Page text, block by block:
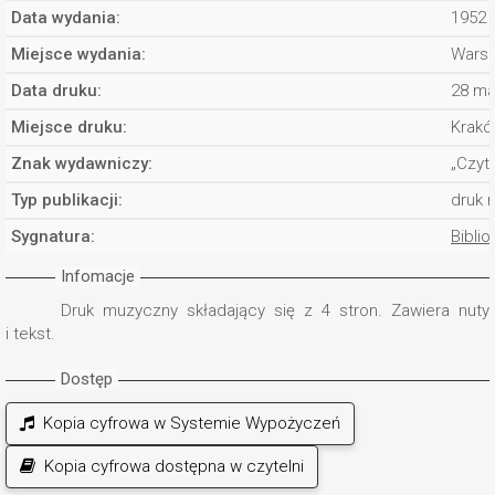
Data wydania:
1952
Miejsce wydania:
Data druku:
28
Miejsce druku:
Znak wydawniczy:
Typ publikacji:
druk
Sygnatura:
Infomacje
Druk muzyczny składający się z 4 stron. Zawiera nuty
i tekst.
Dostęp
Kopia cyfrowa w Systemie Wypożyczeń
Kopia cyfrowa dostępna w czytelni